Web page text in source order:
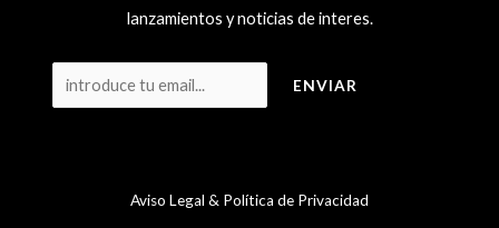
lanzamientos y noticias de interes.
Aviso Legal & Política de Privacidad